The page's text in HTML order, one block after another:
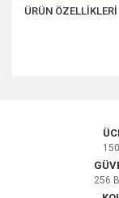
ÜRÜN ÖZELLİKLERİ
256